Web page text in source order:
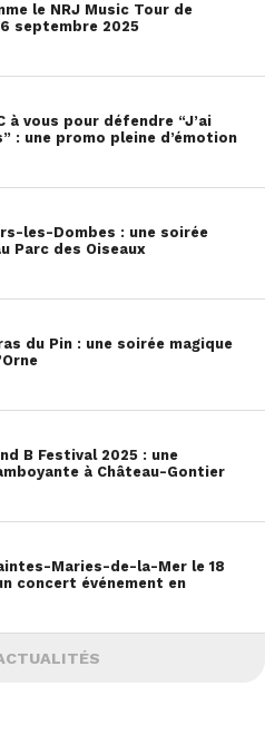
le NRJ Music Tour de
septembre 2025
à vous pour défendre “J’ai
: une promo pleine d’émotion
les-Dombes : une soirée
Parc des Oiseaux
du Pin : une soirée magique
B Festival 2025 : une
à Château-Gontier
Maries-de-la-Mer le 18
concert événement en